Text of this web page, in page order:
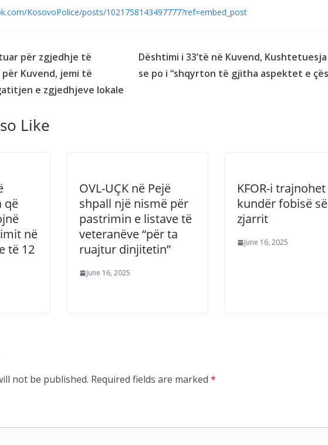
KosovoPolice/posts/1021758143497777?ref=embed_post
për zgjedhje të
Kuvend, jemi të
e zgjedhjeve lokale
Dështimi i 33’të në Kuvend,
se po i “shqyrton të gjitha aspektet e
Like
që
në
të 12
OVL-UÇK në Pejë
shpall një nismë për
pastrimin e listave të
veteranëve “për ta
ruajtur dinjitetin”
June 16, 2025
KFOR-i trajnohet
kundër fobisë së
zjarrit
June 16, 2025
not be published. Required fields are marked *